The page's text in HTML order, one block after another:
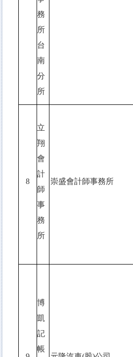
務
所
台
南
分
所
8
立
翔
會
計
師
事
務
所
崇盛會計師事務所
博
凱
記
帳